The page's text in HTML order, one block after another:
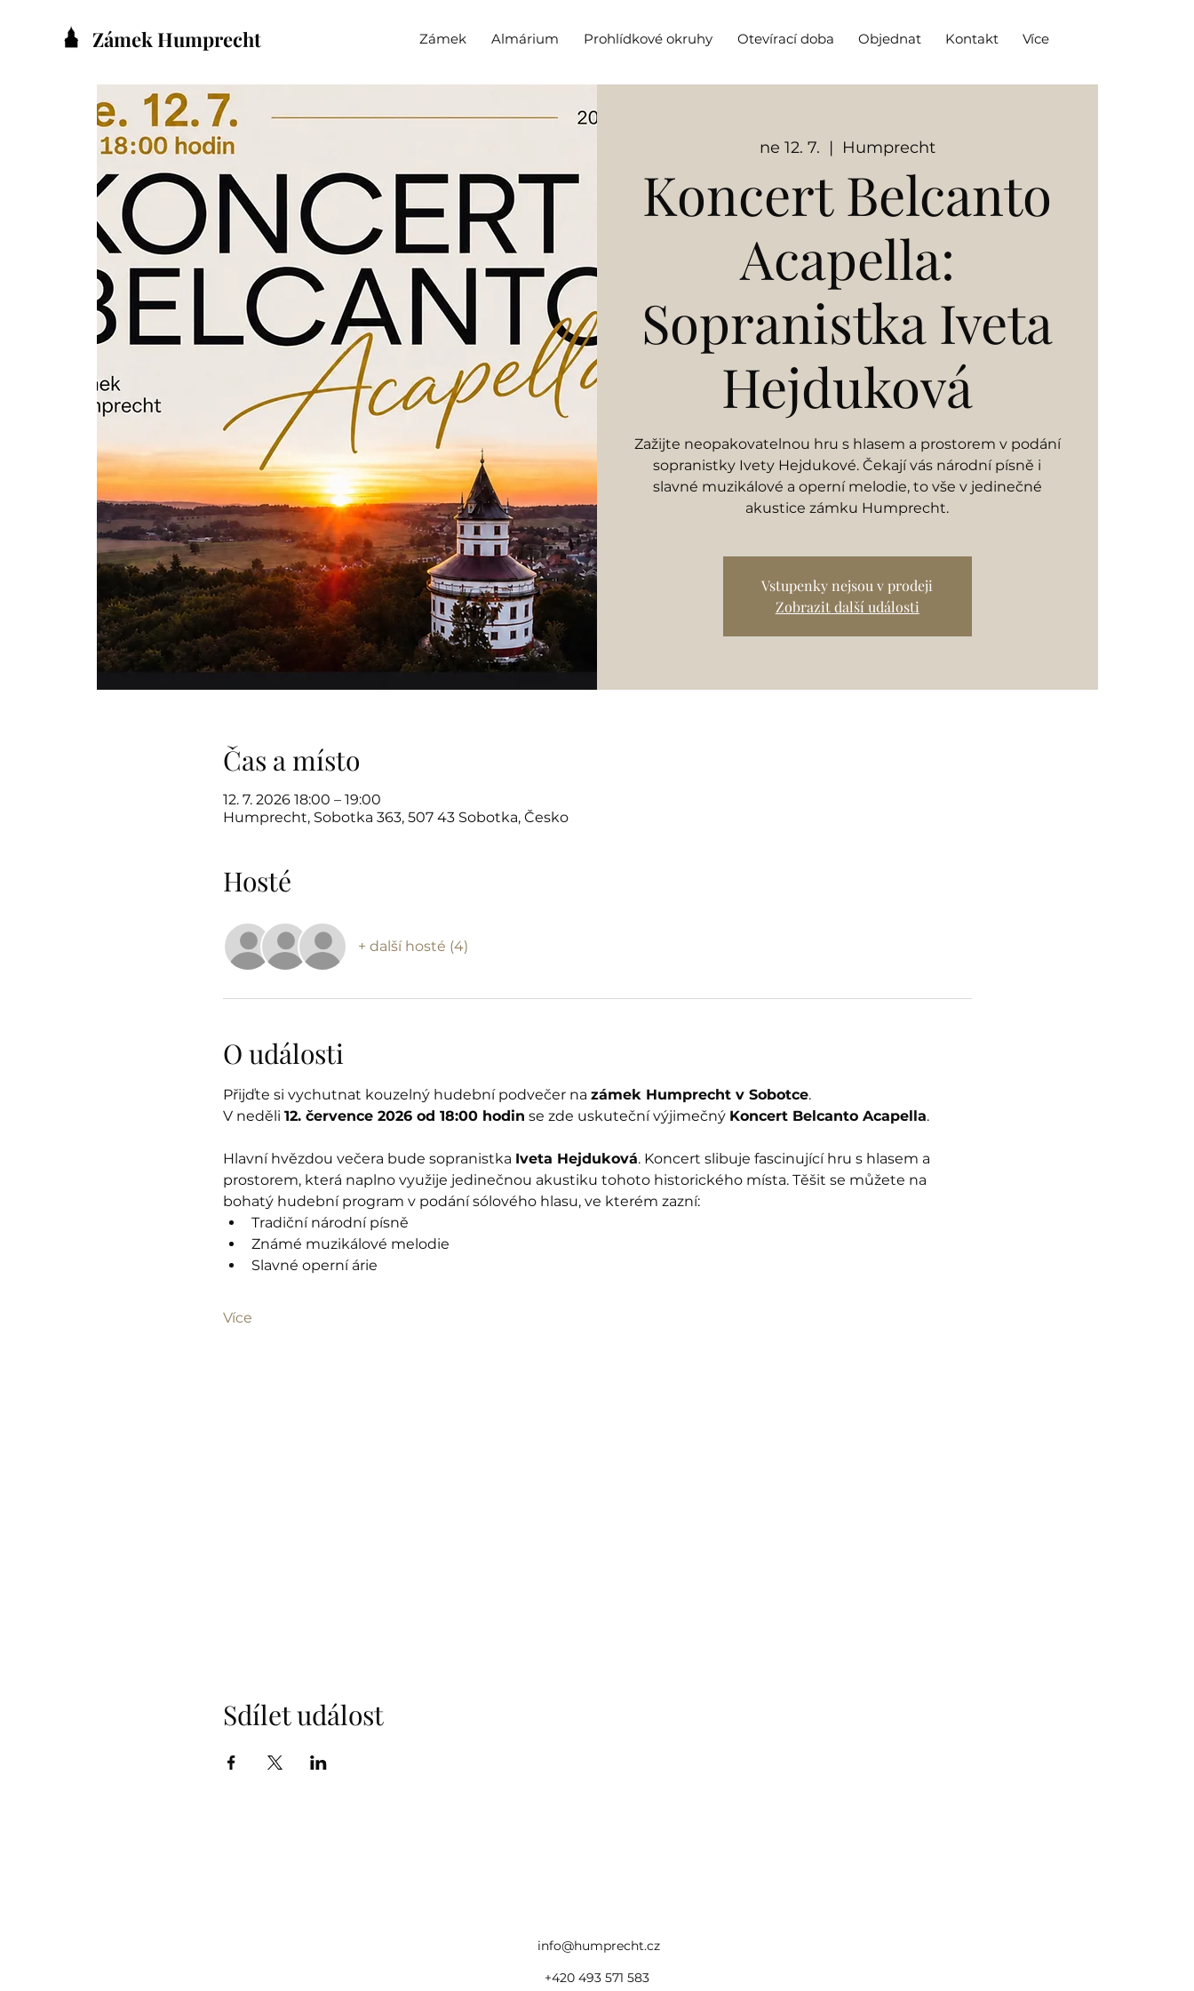
Zámek Humprecht Zámek Almárium Prohlídkové okruhy Otevírací doba Objednat Kontakt Více
ne 12. 7.
  |
Humprecht
Koncert Belcanto
Acapella:
Sopranistka Iveta
Hejduková
Zažijte neopakovatelnou hru s hlasem a prostorem v podání
sopranistky Ivety Hejdukové. Čekají vás národní písně i
slavné muzikálové a operní melodie, to vše v jedinečné
akustice zámku Humprecht.
Vstupenky nejsou v prodeji
Zobrazit další události
Čas a místo
12. 7. 2026 18:00 – 19:00
Humprecht, Sobotka 363, 507 43 Sobotka, Česko
Hosté
+ další hosté (4)
O události
Přijďte si vychutnat kouzelný hudební podvečer na zámek Humprecht v Sobotce.
V neděli 12. července 2026 od 18:00 hodin se zde uskuteční výjimečný Koncert Belcanto Acapella.
Hlavní hvězdou večera bude sopranistka Iveta Hejduková. Koncert slibuje fascinující hru s hlasem a
prostorem, která naplno využije jedinečnou akustiku tohoto historického místa. Těšit se můžete na
bohatý hudební program v podání sólového hlasu, ve kterém zazní:
Tradiční národní písně
Známé muzikálové melodie
Slavné operní árie
Více
Sdílet událost
info@humprecht.cz
+420 493 571 583